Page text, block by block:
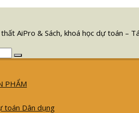
AiPro & Sách, khoá học dự toán –
Tìm
PHẨM
toán Dân dụng